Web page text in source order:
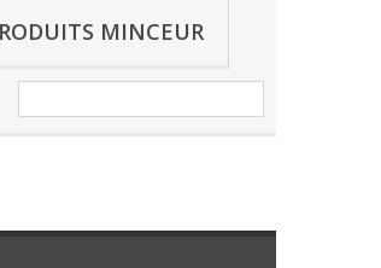
MINCEUR